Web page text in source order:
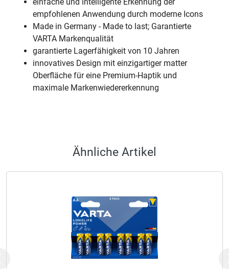
empfohlenen Anwendung durch moderne Icons
Made in Germany - Made to last; Garantierte
VARTA Markenqualität
garantierte Lagerfähigkeit von 10 Jahren
innovatives Design mit einzigartiger matter
Oberfläche für eine Premium-Haptik und
maximale Markenwiedererkennung
Ähnliche Artikel